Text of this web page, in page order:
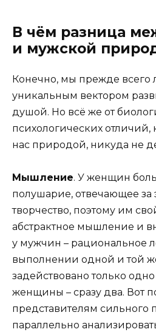
В чём разница
и мужской
Конечно, мы прежде всего
уникальным вектором
душой. Но всё же от
психологических
нас природой, никуда не
Мышление. У женщин
полушарие, отвечающее
творчество, поэтому им
абстрактное мышление и
у мужчин – рациональное
выполнении одной и той
задействовано только
женщины – сразу два. Вот
представителям сильного
параллельно